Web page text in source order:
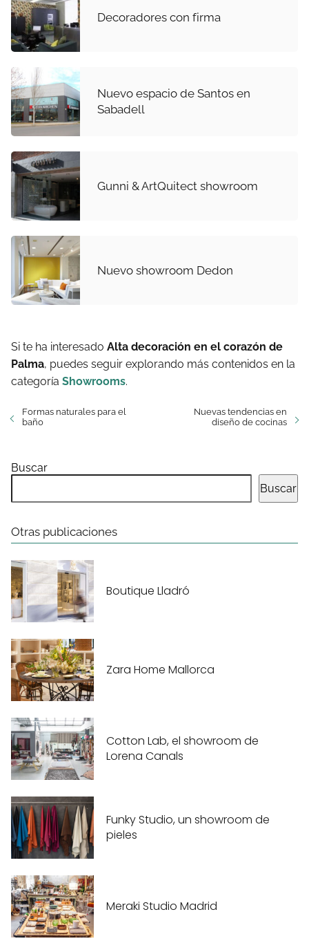
Decoradores con firma
Nuevo espacio de Santos en
Sabadell
Gunni & ArtQuitect showroom
Nuevo showroom Dedon
Si te ha interesado Alta decoración en el corazón de
Palma, puedes seguir explorando más contenidos en la
categoría Showrooms.
Formas naturales para el
baño
Nuevas tendencias en
diseño de cocinas
Buscar
Buscar
Otras publicaciones
Boutique Lladró
Zara Home Mallorca
Cotton Lab, el showroom de
Lorena Canals
Funky Studio, un showroom de
pieles
Meraki Studio Madrid